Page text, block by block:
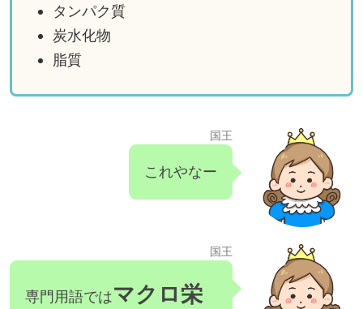
タンパク質
炭水化物
脂質
国王
これやなー
国王
専門用語ではマクロ栄